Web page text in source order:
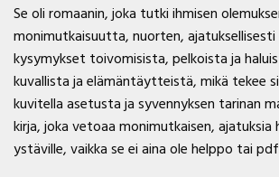
Se oli romaanin, joka tutki ihmisen
monimutkaisuutta, nuorten,
kysymykset toivomisista, pelkoista ja
kuvallista ja elämäntäytteistä, mikä tekee
kuvitella asetusta ja syvennyksen tarinan
kirja, joka vetoaa monimutkaisen,
ystäville, vaikka se ei aina ole helppo tai